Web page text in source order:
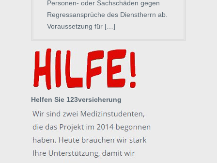
Personen- oder Sachschäden gegen
Regressansprüche des Dienstherrn ab.
Voraussetzung für […]
Helfen Sie 123versicherung